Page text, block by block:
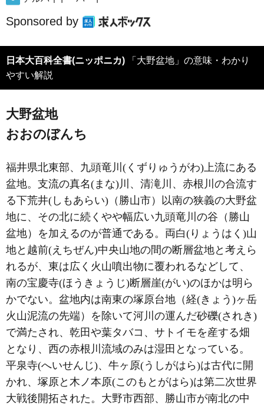
Sponsored by
日本大百科全書(ニッポニカ)
やすい解説
大野盆地
おおのぼんち
福井県北東部、九頭竜川(くずりゅうがわ)上流にある
盆地。支流の真名(まな)川、清滝川、赤根川の合流す
る下荒井(しもあらい)（勝山市）以南の狭義の大野盆
地に、その北に続くやや幅広い九頭竜川の谷（勝山
盆地）を加えるのが普通である。両白(りょうはく)山
地と越前(えちぜん)中央山地の間の断層盆地と考えら
れるが、東は広く火山噴出物に覆われるなどして、
南の宝慶寺(ほうきょうじ)断層崖(がい)のほかは明ら
かでない。盆地内は南東の塚原台地（経(きょう)ヶ岳
火山泥流の先端）を除いて河川の運んだ砂礫(されき)
で満たされ、乾田や葉タバコ、サトイモを産する畑
となり、西の赤根川流域のみは湿田となっている。
平泉寺(へいせんじ)、牛ヶ原(うしがはら)は古代に開
かれ、塚原と木ノ本原(このもとがはら)は第二次世界
大戦後開拓された。大野市西部、勝山市が南北の中